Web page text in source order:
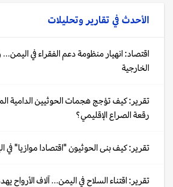
الأحدث في تقارير وتحليلات
اقتصاد: انهيار منظومة دعم الفقراء في
الخارجية
تقرير: كيف تؤجج هجمات الحوثيين الدامية
رقعة الصراع الإقليمي؟
تقرير: كيف بنى الحوثيون "اقتصادا موازيا" في
تقرير: اقتناء السلاح في اليمن... آلاف الأرواح